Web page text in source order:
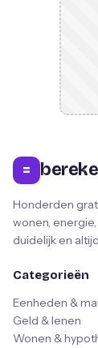
=
Honderden
wonen,
duidelijk en
Categorieën
Eenheden &
Geld & lenen
Wonen &